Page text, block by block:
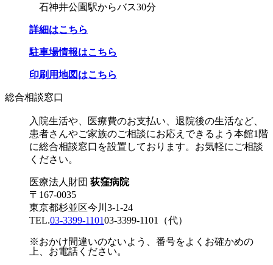
石神井公園駅からバス30分
詳細はこちら
駐車場情報はこちら
印刷用地図はこちら
総合相談窓口
入院生活や、医療費のお支払い、退院後の生活など、
患者さんやご家族のご相談にお応えできるよう本館1階
に総合相談窓口を設置しております。お気軽にご相談
ください。
医療法人財団 荻窪病院
〒167-0035
東京都杉並区今川3-1-24
TEL.03-3399-110103-3399-1101 （代）
※おかけ間違いのないよう、番号をよくお確かめの
上、お電話ください。